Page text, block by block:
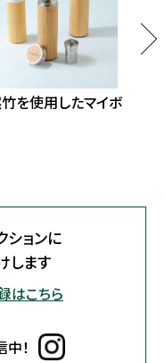
を使用したマイボ
ョンに
します
はこちら
！